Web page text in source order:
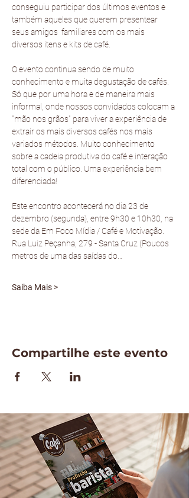
conseguiu participar dos últimos eventos e
também aqueles que querem presentear
seus amigos  familiares com os mais
diversos itens e kits de café.
O evento continua sendo de muito
conhecimento e muita degustação de cafés.
Só que por uma hora e de maneira mais
informal, onde nossos convidados colocam a
"mão nos grãos" para viver a experiência de
extrair os mais diversos cafés nos mais
variados métodos. Muito conhecimento
sobre a cadeia produtiva do café e interação
total com o público. Uma experiência bem
diferenciada!
Este encontro acontecerá no dia 23 de
dezembro (segunda), entre 9h30 e 10h30, na
sede da Em Foco Mídia / Café e Motivação.
Rua Luiz Peçanha, 279 - Santa Cruz (Poucos
metros de uma das saídas do…
Saiba Mais >
Compartilhe este evento